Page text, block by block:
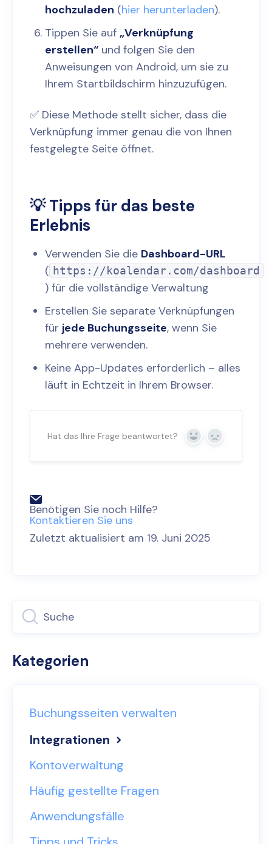
hochzuladen (hier herunterladen).
Tippen Sie auf „Verknüpfung
erstellen“ und folgen Sie den
Anweisungen von Android, um sie zu
Ihrem Startbildschirm hinzuzufügen.
✅ Diese Methode stellt sicher, dass die
Verknüpfung immer genau die von Ihnen
festgelegte Seite öffnet.
💡 Tipps für das beste
Erlebnis
Verwenden Sie die Dashboard-URL
( https://koalendar.com/dashboard
) für die vollständige Verwaltung
Erstellen Sie separate Verknüpfungen
für jede Buchungsseite, wenn Sie
mehrere verwenden.
Keine App-Updates erforderlich – alles
läuft in Echtzeit in Ihrem Browser.
Hat das Ihre Frage beantwortet? Ja Nein
Benötigen Sie noch Hilfe?
Kontaktieren Sie uns
Zuletzt aktualisiert am 19. Juni 2025
Kategorien
Buchungsseiten verwalten
Integrationen
Kontoverwaltung
Häufig gestellte Fragen
Anwendungsfälle